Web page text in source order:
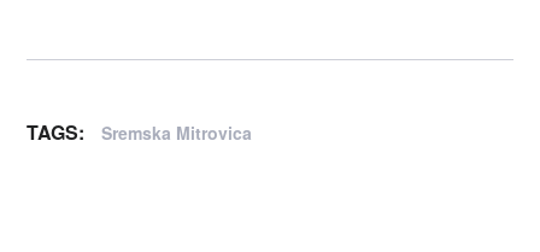
TAGS: Sremska Mitrovica